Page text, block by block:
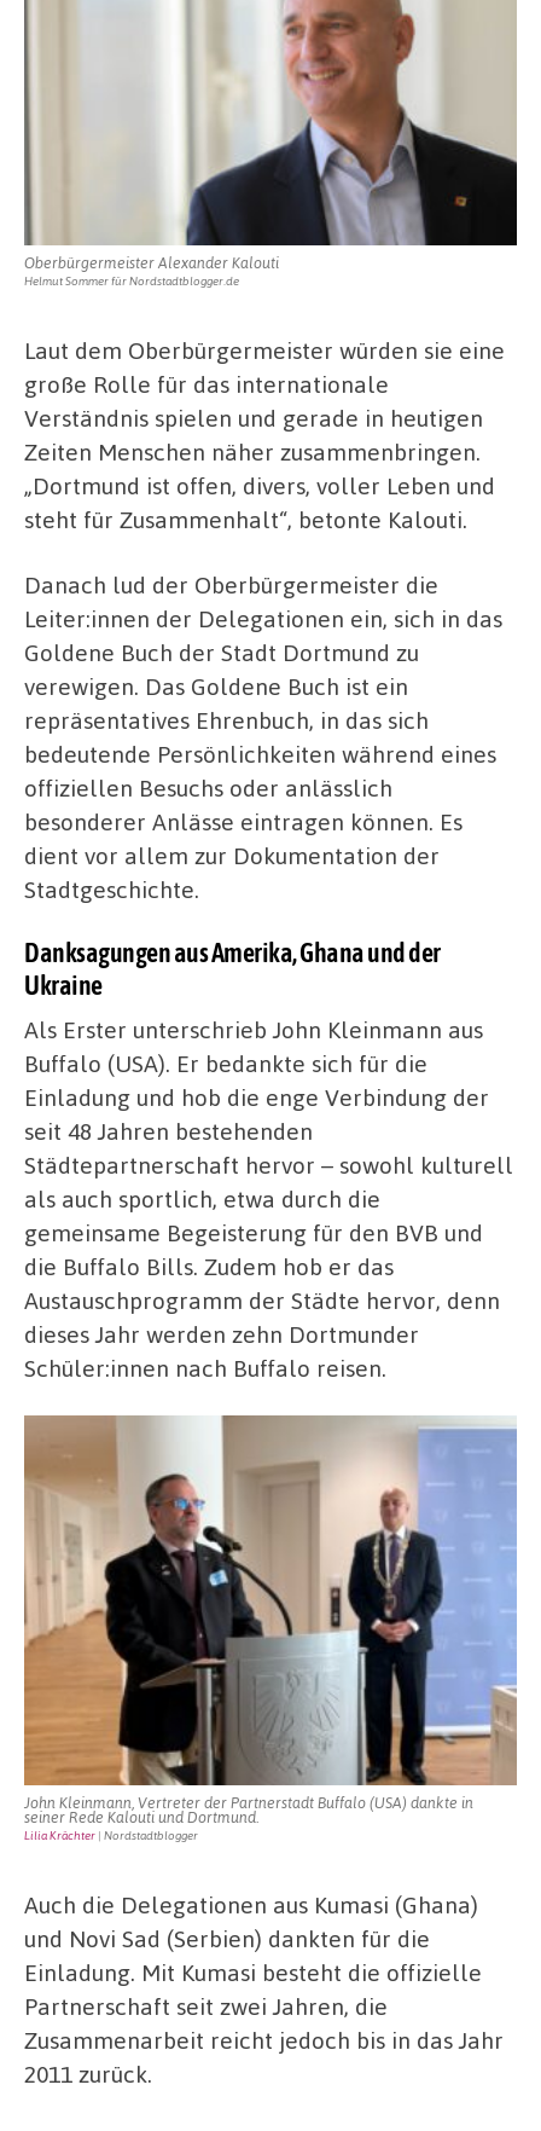
Oberbürgermeister Alexander Kalouti
Helmut Sommer für Nordstadtblogger.de
Laut dem Oberbürgermeister würden sie eine
große Rolle für das internationale
Verständnis spielen und gerade in heutigen
Zeiten Menschen näher zusammenbringen.
„Dortmund ist offen, divers, voller Leben und
steht für Zusammenhalt“, betonte Kalouti.
Danach lud der Oberbürgermeister die
Leiter:innen der Delegationen ein, sich in das
Goldene Buch der Stadt Dortmund zu
verewigen. Das Goldene Buch ist ein
repräsentatives Ehrenbuch, in das sich
bedeutende Persönlichkeiten während eines
offiziellen Besuchs oder anlässlich
besonderer Anlässe eintragen können. Es
dient vor allem zur Dokumentation der
Stadtgeschichte.
Danksagungen aus Amerika, Ghana und der
Ukraine
Als Erster unterschrieb John Kleinmann aus
Buffalo (USA). Er bedankte sich für die
Einladung und hob die enge Verbindung der
seit 48 Jahren bestehenden
Städtepartnerschaft hervor – sowohl kulturell
als auch sportlich, etwa durch die
gemeinsame Begeisterung für den BVB und
die Buffalo Bills. Zudem hob er das
Austauschprogramm der Städte hervor, denn
dieses Jahr werden zehn Dortmunder
Schüler:innen nach Buffalo reisen.
John Kleinmann, Vertreter der Partnerstadt Buffalo (USA) dankte in
seiner Rede Kalouti und Dortmund.
Lilia Krächter | Nordstadtblogger
Auch die Delegationen aus Kumasi (Ghana)
und Novi Sad (Serbien) dankten für die
Einladung. Mit Kumasi besteht die offizielle
Partnerschaft seit zwei Jahren, die
Zusammenarbeit reicht jedoch bis in das Jahr
2011 zurück.